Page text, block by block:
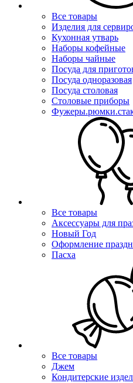
Все товары
Изделия для
Кухонная утварь
Наборы кофейные
Наборы чайные
Посуда для
Посуда одноразовая
Посуда столовая
Столовые приборы
Все товары
Аксессуары для
Новый Год
Оформление
Пасха
Все товары
Джем
Кондитерские